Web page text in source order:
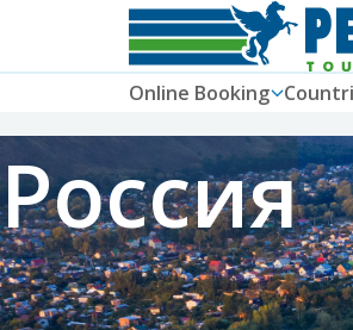
Online Booking
Россия